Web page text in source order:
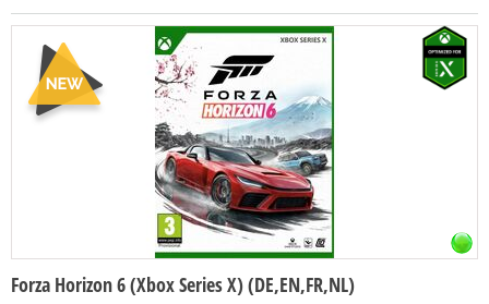
Forza Horizon 6 (Xbox Series X) (DE,EN,FR,NL)